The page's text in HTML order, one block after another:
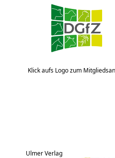
Klick aufs Logo zum
Ulmer Verlag